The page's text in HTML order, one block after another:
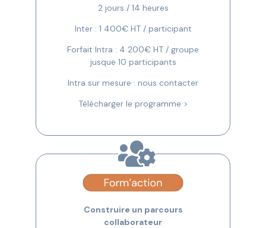
2 jours / 14 heures
Inter : 1 400€ HT / participant
Forfait Intra : 4 200€ HT / groupe
jusque 10 participants
Intra sur mesure : nous contacter
Télécharger le programme >
Construire un parcours
collaborateur